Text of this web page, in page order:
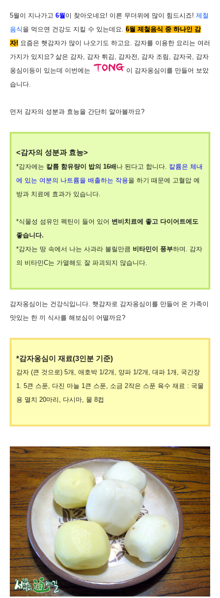
5월이 지나가고 6월이 찾아오네요! 이른 무더위에 많이 힘드시죠! 제철
음식 을 먹으면 건강도 지킬 수 있는데요. 6월 제철음식 중 하나인 감
자! 요즘은 햇감자가 많이 나오기도 하고요.
감자를 이용한 요리는 여러
가지가 있지요? 삶은 감자, 감자 튀김, 감자전, 감자 조림, 감자국, 감자
옹심이등이 있는데 이번에는
이 감자옹심이를 만들어 보았
습니다.
먼저 감자의 성분과 효능을 간단히 알아볼까요?
<감자의 성분과 효능>
*감자에는 칼륨 함유량이 밥의 16배나 된다고 합니다. 칼륨은 체내
에 있는 여분의 나트륨을 배출하는 작용을 하기 때문에 고혈압 예
방과 치료에 효과가 있습니다.
*식물성 섬유인 펙틴이 들어 있어 변비치료에 좋고 다이어트에도
좋습니다.
*감자는 땅 속에서 나는 사과라 불릴만큼 비타민이 풍부하며. 감자
의 비타민C는 가열해도 잘 파괴되지 않습니다.
감자옹심이는 건강식입니다. 햇감자로 감자옹심이를 만들어 온 가족이
맛있는 한 끼 식사를 해보심이 어떨까요?
*감자옹심이 재료(3인분 기준)
감자 (큰 것으로) 5개, 애호박 1/2개, 양파 1/2개, 대파 1개, 국간장
1. 5큰 스푼, 다진 마늘 1큰 스푼, 소금 2작은 스푼 육수 재료 : 국물
용 멸치 20마리, 다시마, 물 8컵